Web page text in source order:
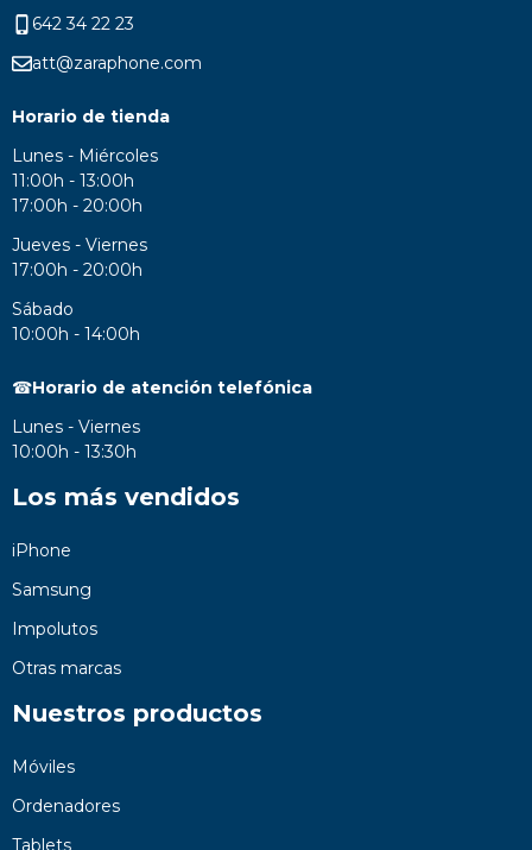
642 34 22 23
att@zaraphone.com
Horario de tienda
Lunes - Miércoles
11:00h - 13:00h
17:00h - 20:00h
Jueves - Viernes
17:00h - 20:00h
Sábado
10:00h - 14:00h
☎Horario de atención telefónica
Lunes - Viernes
10:00h - 13:30h
Los más vendidos
iPhone
Samsung
Impolutos
Otras marcas
Nuestros productos
Móviles
Ordenadores
Tablets